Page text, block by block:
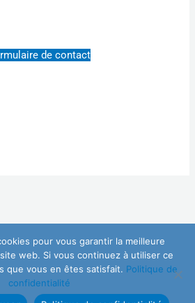
de contact
T
w
t
e
L
i
k
e
d
© 2026 Tous droits réservés |
| Réalisé parVasyclic
pour vous garantir la meilleure
web. Si vous continuez à utiliser ce
que vous en êtes satisfait. Politique de
confidentialité